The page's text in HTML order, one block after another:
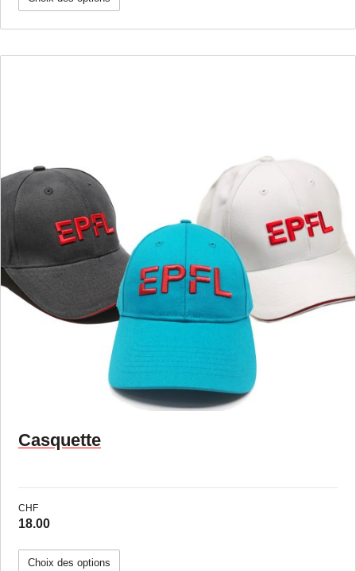
Casquette
CHF
18.00
Choix des options